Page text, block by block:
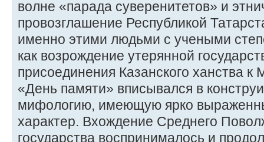
волне «парада суверенитетов» и
провозглашение Республикой
именно этими людьми с учеными
как возрождение утерянной
присоединения Казанского ханства к
«День памяти» вписывался в
мифологию, имеющую ярко
характер. Вхождение Среднего
государства воспринималось и